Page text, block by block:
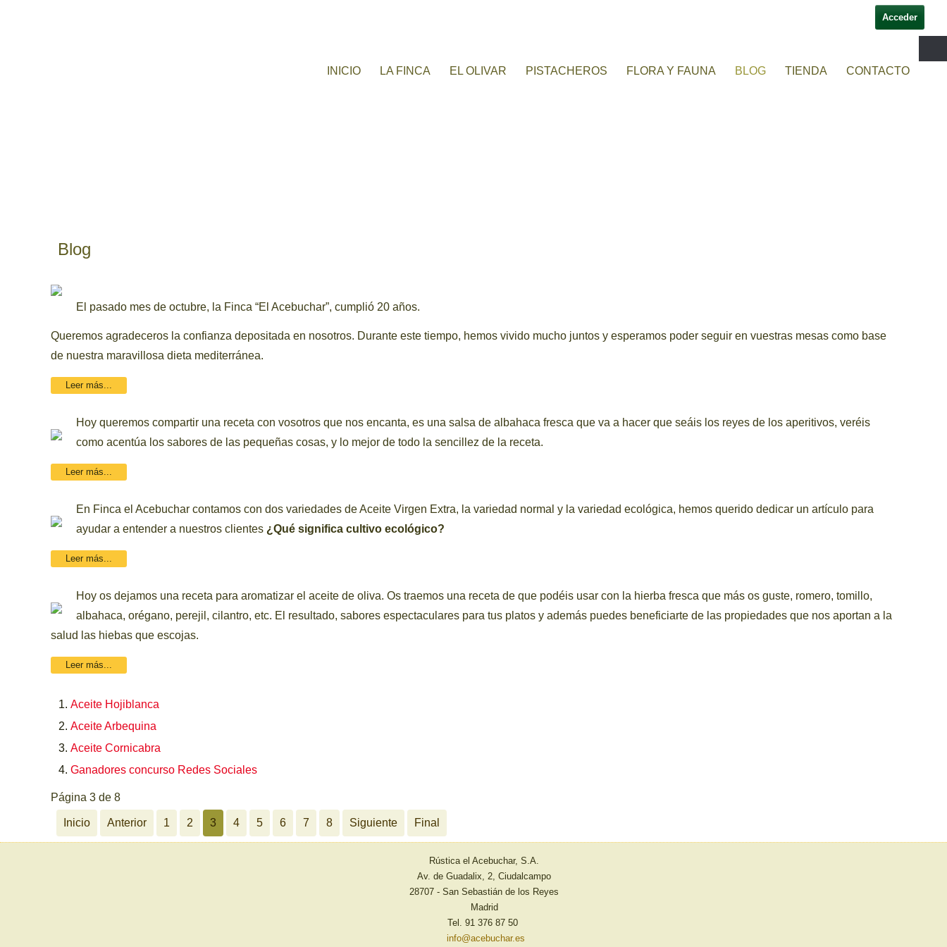
Acceder
INICIO LA FINCA EL OLIVAR PISTACHEROS FLORA Y FAUNA BLOG TIENDA CONTACTO
Blog
El pasado mes de octubre, la Finca “El Acebuchar”, cumplió 20 años.
Queremos agradeceros la confianza depositada en nosotros. Durante este tiempo, hemos vivido mucho juntos y esperamos poder seguir en vuestras mesas como base
de nuestra maravillosa dieta mediterránea.
Leer más...
Hoy queremos compartir una receta con vosotros que nos encanta, es una salsa de albahaca fresca que va a hacer que seáis los reyes de los aperitivos, veréis
como acentúa los sabores de las pequeñas cosas, y lo mejor de todo la sencillez de la receta.
Leer más...
En Finca el Acebuchar contamos con dos variedades de Aceite Virgen Extra, la variedad normal y la variedad ecológica, hemos querido dedicar un artículo para
ayudar a entender a nuestros clientes ¿Qué significa cultivo ecológico?
Leer más...
Hoy os dejamos una receta para aromatizar el aceite de oliva. Os traemos una receta de que podéis usar con la hierba fresca que más os guste, romero, tomillo,
albahaca, orégano, perejil, cilantro, etc. El resultado, sabores espectaculares para tus platos y además puedes beneficiarte de las propiedades que nos aportan a la
salud las hiebas que escojas.
Leer más...
Aceite Hojiblanca
Aceite Arbequina
Aceite Cornicabra
Ganadores concurso Redes Sociales
Página 3 de 8
Inicio Anterior 1 2 3 4 5 6 7 8 Siguiente Final
Rústica el Acebuchar, S.A.
Av. de Guadalix, 2, Ciudalcampo
28707 - San Sebastián de los Reyes
Madrid
Tel. 91 376 87 50
info@acebuchar.es